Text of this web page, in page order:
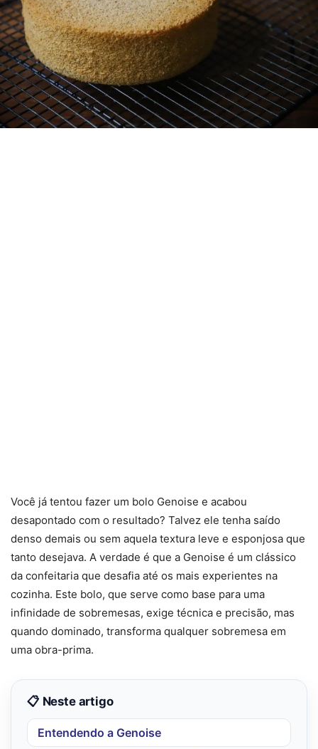
Você já tentou fazer um bolo Genoise e acabou
desapontado com o resultado? Talvez ele tenha saído
denso demais ou sem aquela textura leve e esponjosa que
tanto desejava. A verdade é que a Genoise é um clássico
da confeitaria que desafia até os mais experientes na
cozinha. Este bolo, que serve como base para uma
infinidade de sobremesas, exige técnica e precisão, mas
quando dominado, transforma qualquer sobremesa em
uma obra-prima.
📋 Neste artigo
Entendendo a Genoise